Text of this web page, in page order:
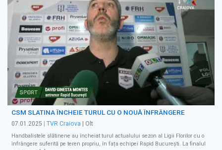
CSM SLATINA ÎNCHEIE TURUL CU O NOUĂ ÎNFRÂNGERE
07.01.2025 TVR Craiova | Olt
Handbalistele slătinene au încheiat turul actualului sezon al Ligii Florilor cu o
înfrângere suferită pe teren propriu, în fața echipei Rapid București. La finalul